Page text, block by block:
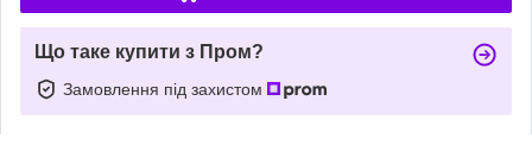
Що таке купити з Пром?
Замовлення під захистом